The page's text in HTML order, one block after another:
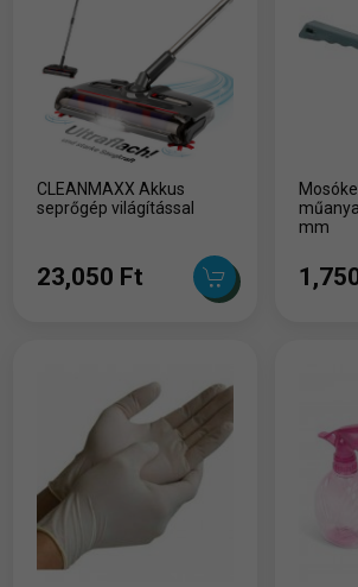
CLEANMAXX Akkus
seprőgép világítással
23,050 Ft
mm